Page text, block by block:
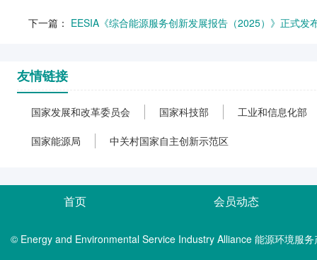
下一篇： EESIA《综合能源服务创新发展报告（2025）》正式发
友情链接
国家发展和改革委员会 国家科技部 工业和信息化部
国家能源局 中关村国家自主创新示范区
首页 会员动态
© Energy and Environmental Service Industry Alliance 能源环境服